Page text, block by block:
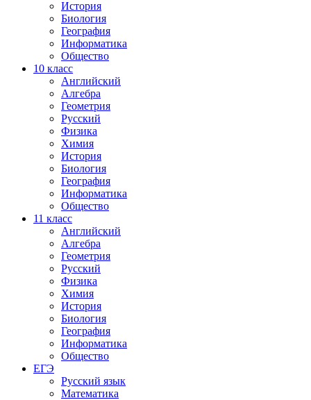
История
Биология
География
Информатика
Общество
10 класс
Английский
Алгебра
Геометрия
Русский
Физика
Химия
История
Биология
География
Информатика
Общество
11 класс
Английский
Алгебра
Геометрия
Русский
Физика
Химия
История
Биология
География
Информатика
Общество
ЕГЭ
Русский язык
Математика